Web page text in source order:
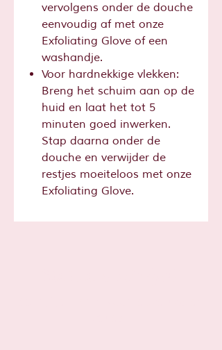
vervolgens onder de douche
eenvoudig af met onze
Exfoliating Glove of een
washandje.
Voor hardnekkige vlekken:
Breng het schuim aan op de
huid en laat het tot 5
minuten goed inwerken.
Stap daarna onder de
douche en verwijder de
restjes moeiteloos met onze
Exfoliating Glove.